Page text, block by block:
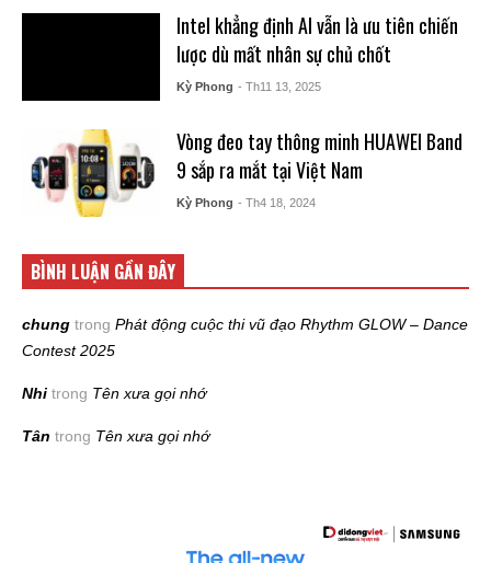
Intel khẳng định AI vẫn là ưu tiên chiến
lược dù mất nhân sự chủ chốt
Kỳ Phong - Th11 13, 2025
Vòng đeo tay thông minh HUAWEI Band
9 sắp ra mắt tại Việt Nam
Kỳ Phong - Th4 18, 2024
BÌNH LUẬN GẦN ĐÂY
chung trong Phát động cuộc thi vũ đạo Rhythm GLOW – Dance
Contest 2025
Nhi trong Tên xưa gọi nhớ
Tân trong Tên xưa gọi nhớ